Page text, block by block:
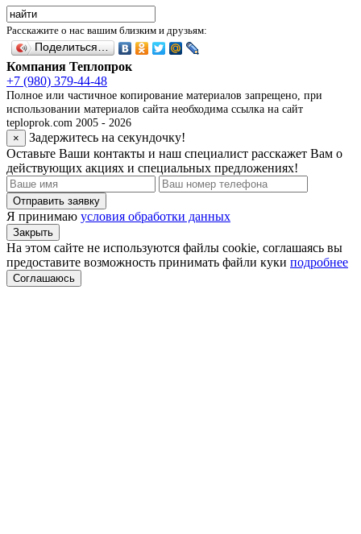
Расскажите о нас вашим близким и друзьям:
Поделиться…
Компания Теплопрок
+7 (980) 379-44-48
Полное или частичное копирование материалов запрещено, при
использовании материалов сайта необходима ссылка на сайт
teploprok.com 2005 - 2026
×
Задержитесь на секундочку!
Оставьте Ваши контакты и наш специалист расскажет Вам о
действующих акциях и специальных предложениях!
Отправить заявку
Я принимаю условия обработки данных
Закрыть
На этом сайте не используются файлы cookie, соглашаясь вы
предоставите возможность принимать файли куки подробнее
Соглашаюсь